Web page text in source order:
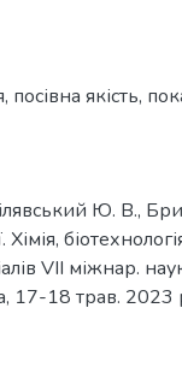
, посівна якість,
Ю. В.,
Хімія,
VІІ міжнар.
17-18 трав. 2023